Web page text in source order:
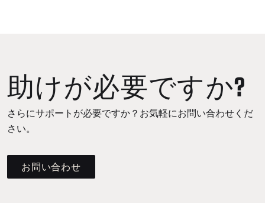
助けが必要ですか?
さらにサポートが必要ですか？お気軽にお問い合わせくだ
さい。
お問い合わせ